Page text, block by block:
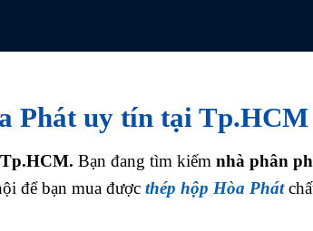
Phát uy tín tại Tp.HCM
Bạn đang tìm kiếm nhà phân
để bạn mua được thép hộp Hòa Phát